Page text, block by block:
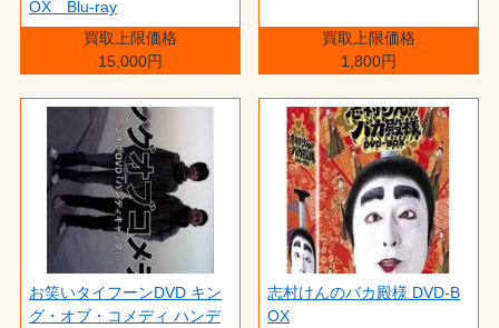
OX Blu-ray
買取上限価格
15,000円
買取上限価格
1,800円
お笑いタイフーンDVD キン
グ・オブ・コメディ ハンデ
志村けんのバカ殿様 DVD-B
OX